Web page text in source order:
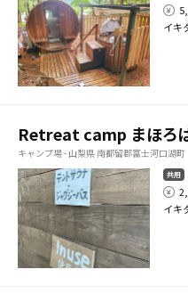
イキ
Retreat camp まほろ
キャンプ場 - 山梨県 南都留郡富士河口湖町
共用
イキ